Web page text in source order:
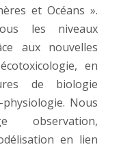
et Océans ».
les niveaux
aux nouvelles
en
de biologie
physiologie. Nous
observation,
en lien